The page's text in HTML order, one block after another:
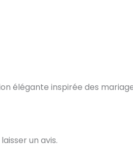
élégante inspirée des
un avis.